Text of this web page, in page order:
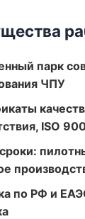
парк
ЧПУ
ISO
по РФ и